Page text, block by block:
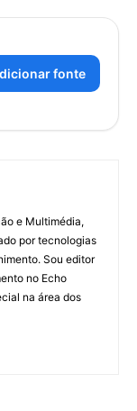
fonte
e Multimédia,
por tecnologias
Sou editor
no Echo
na área dos